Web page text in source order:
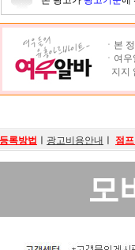
ㆍ본
ㆍ여
지지
록방법 광고비용안내 점
모